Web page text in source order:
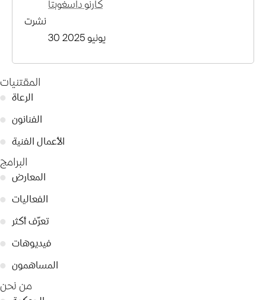
كارنو داسغوبتا
نشرت
30 يونيو 2025
المقتنيات
● الرعاة
● الفنانون
● الأعمال الفنية
البرامج
● المعارض
● الفعاليات
●
تعرّف أكثر
● فيديوهات
● المساهمون
من نحن